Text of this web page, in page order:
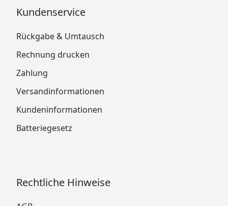
Kundenservice
Rückgabe & Umtausch
Rechnung drucken
Zahlung
Versandinformationen
Kundeninformationen
Batteriegesetz
Rechtliche Hinweise